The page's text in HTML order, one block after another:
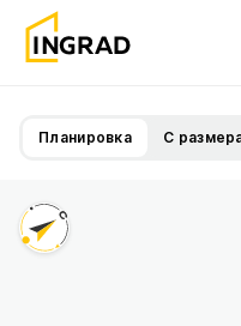
Планировка С